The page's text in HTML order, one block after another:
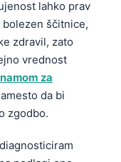
lahko prav
ščitnice,
zdravil, zato
vrednost
za
da bi
zgodbo.